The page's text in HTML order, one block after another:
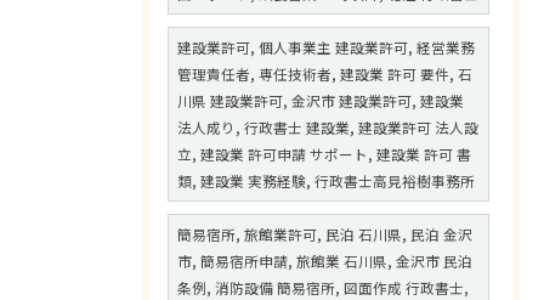
建設業許可, 個人事業主 建設業許可, 経営業務
管理責任者, 専任技術者, 建設業 許可 要件, 石
川県 建設業許可, 金沢市 建設業許可, 建設業
法人成り, 行政書士 建設業, 建設業許可 法人設
立, 建設業 許可申請 サポート, 建設業 許可 書
類, 建設業 実務経験, 行政書士高見裕樹事務所
簡易宿所, 旅館業許可, 民泊 石川県, 民泊 金沢
市, 簡易宿所申請, 旅館業 石川県, 金沢市 民泊
条例, 消防設備 簡易宿所, 図面作成 行政書士,